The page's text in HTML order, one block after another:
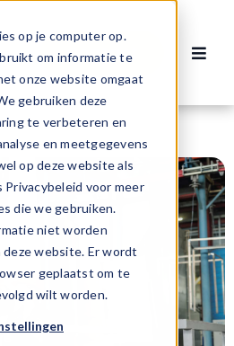
op je computer op.
om informatie te
onze website omgaat
gebruiken deze
te verbeteren en
en meetgegevens
op deze website als
Privacybeleid voor meer
die we gebruiken.
niet worden
deze website. Er wordt
geplaatst om te
wilt worden.
Contact